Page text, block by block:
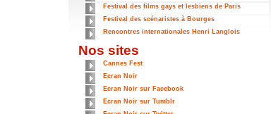
Festival des films gays et lesbiens de Paris
Festival des scénaristes à Bourges
Rencontres internationales Henri Langlois
Nos sites
Cannes Fest
Ecran Noir
Ecran Noir sur Facebook
Ecran Noir sur Tumblr